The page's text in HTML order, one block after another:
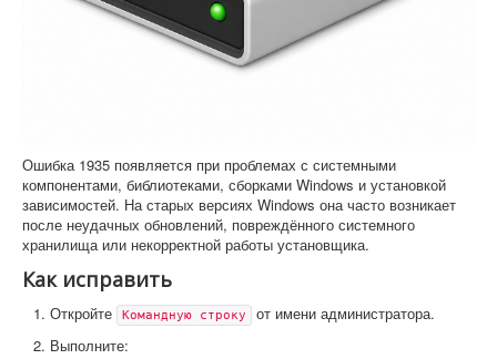
Ошибка 1935 появляется при проблемах с системными
компонентами, библиотеками, сборками Windows и установкой
зависимостей. На старых версиях Windows она часто возникает
после неудачных обновлений, повреждённого системного
хранилища или некорректной работы установщика.
Как исправить
Откройте Командную строку
от имени администратора.
Выполните: